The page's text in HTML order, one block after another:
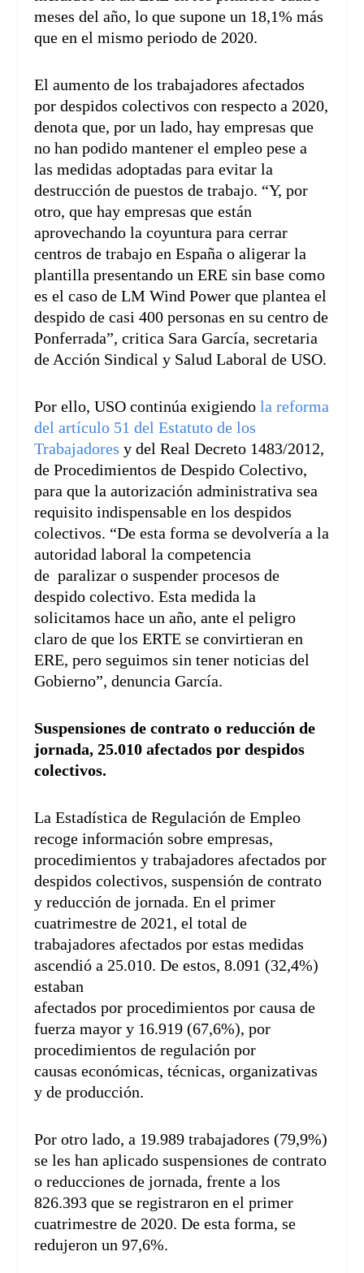
meses del año, lo que supone un 18,1% más
que en el mismo periodo de 2020.
El aumento de los trabajadores afectados
por despidos colectivos con respecto a 2020,
denota que, por un lado, hay empresas que
no han podido mantener el empleo pese a
las medidas adoptadas para evitar la
destrucción de puestos de trabajo. “Y, por
otro, que hay empresas que están
aprovechando la coyuntura para cerrar
centros de trabajo en España o aligerar la
plantilla presentando un ERE sin base como
es el caso de LM Wind Power que plantea el
despido de casi 400 personas en su centro de
Ponferrada”, critica Sara García, secretaria
de Acción Sindical y Salud Laboral de USO.
Por ello, USO continúa exigiendola reforma
del artículo 51 del Estatuto de los
Trabajadores y del Real Decreto 1483/2012,
de Procedimientos de Despido Colectivo,
para que la autorización administrativa sea
requisito indispensable en los despidos
colectivos. “De esta forma se devolvería a la
autoridad laboral la competencia
de paralizar o suspender procesos de
despido colectivo. Esta medida la
solicitamos hace un año, ante el peligro
claro de que los ERTE se convirtieran en
ERE, pero seguimos sin tener noticias del
Gobierno”, denuncia García.
Suspensiones de contrato o reducción de
jornada, 25.010 afectados por despidos
colectivos.
La Estadística de Regulación de Empleo
recoge información sobre empresas,
procedimientos y trabajadores afectados por
despidos colectivos, suspensión de contrato
y reducción de jornada. En el primer
cuatrimestre de 2021, el total de
trabajadores afectados por estas medidas
ascendió a 25.010. De estos, 8.091 (32,4%)
estaban
afectados por procedimientos por causa de
fuerza mayor y 16.919 (67,6%), por
procedimientos de regulación por
causas económicas, técnicas, organizativas
y de producción.
Por otro lado, a 19.989 trabajadores (79,9%)
se les han aplicado suspensiones de contrato
o reducciones de jornada, frente a los
826.393 que se registraron en el primer
cuatrimestre de 2020. De esta forma, se
redujeron un 97,6%.